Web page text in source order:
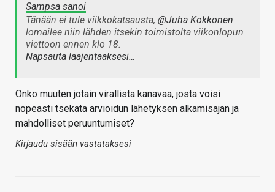
Sampsa sanoi
Tänään ei tule viikkokatsausta, @Juha Kokkonen
lomailee niin lähden itsekin toimistolta viikonlopun
viettoon ennen klo 18.
Napsauta laajentaaksesi…
Onko muuten jotain virallista kanavaa, josta voisi
nopeasti tsekata arvioidun lähetyksen alkamisajan ja
mahdolliset peruuntumiset?
Kirjaudu sisään vastataksesi